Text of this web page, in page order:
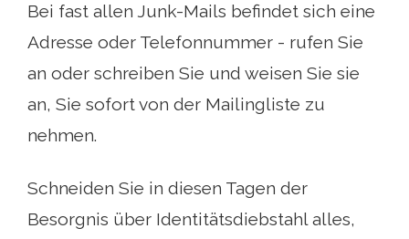
Bei fast allen Junk-Mails befindet sich eine
Adresse oder Telefonnummer - rufen Sie
an oder schreiben Sie und weisen Sie sie
an, Sie sofort von der Mailingliste zu
nehmen.
Schneiden Sie in diesen Tagen der
Besorgnis über Identitätsdiebstahl alles,